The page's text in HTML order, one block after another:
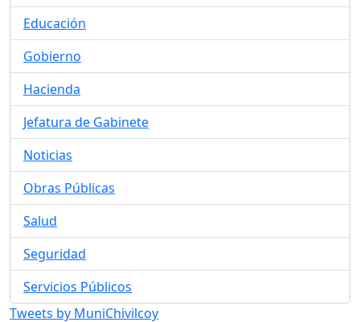
Educación
Gobierno
Hacienda
Jefatura de Gabinete
Noticias
Obras Públicas
Salud
Seguridad
Servicios Públicos
Tweets by MuniChivilcoy